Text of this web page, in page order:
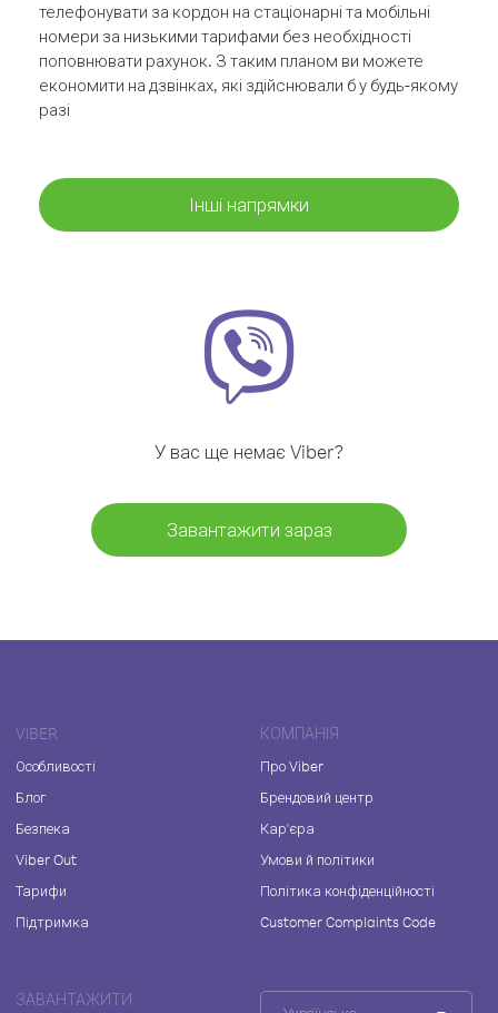
телефонувати за кордон на стаціонарні та мобільні
номери за низькими тарифами без необхідності
поповнювати рахунок. З таким планом ви можете
економити на дзвінках, які здійснювали б у будь-якому
разі
Інші напрямки
У вас ще немає Viber?
Завантажити зараз
VIBER
Особливості
Блог
Безпека
Viber Out
Тарифи
Підтримка
КОМПАНІЯ
Про Viber
Брендовий центр
Кар'єра
Умови й політики
Політика конфіденційності
Customer Complaints Code
ЗАВАНТАЖИТИ